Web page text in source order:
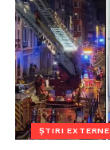
ȘTIRI EXTERNE